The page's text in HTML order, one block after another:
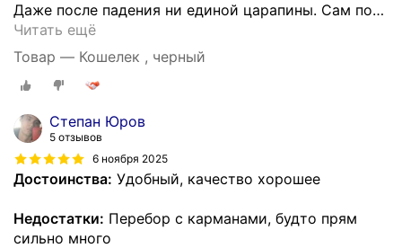
Даже после падения ни единой царапины. Сам по…
Читать ещё
Товар — Кошелек , черный
Степан Юров
5 отзывов
6 ноября 2025
Достоинства: Удобный, качество хорошее
Недостатки: Перебор с карманами, будто прям
сильно много